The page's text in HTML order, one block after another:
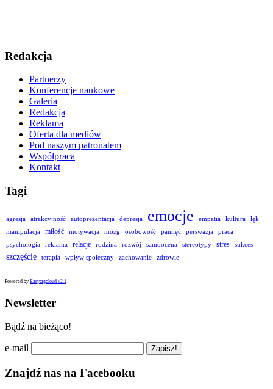
Redakcja
Partnerzy
Konferencje naukowe
Galeria
Redakcja
Reklama
Oferta dla mediów
Pod naszym patronatem
Współpraca
Kontakt
Tagi
agresja atrakcyjność autoprezentacja depresja emocje empatia kultura
lęk
manipulacja
miłość motywacja mózg osobowość pamięć perswazja
praca
psychologia
reklama relacje rodzina rozwój samoocena stereotypy stres sukces
szczęście terapia wpływ społeczny zachowanie zdrowie
Powered by Easytagcloud v2.1
Newsletter
Bądź na bieżąco!
e-mail
Znajdź nas na Facebooku